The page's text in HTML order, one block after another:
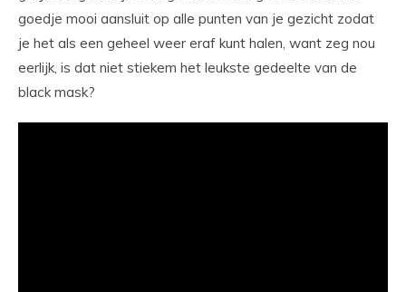
goedje mooi aansluit op alle punten van je gezicht zodat
je het als een geheel weer eraf kunt halen, want zeg nou
eerlijk, is dat niet stiekem het leukste gedeelte van de
black mask?